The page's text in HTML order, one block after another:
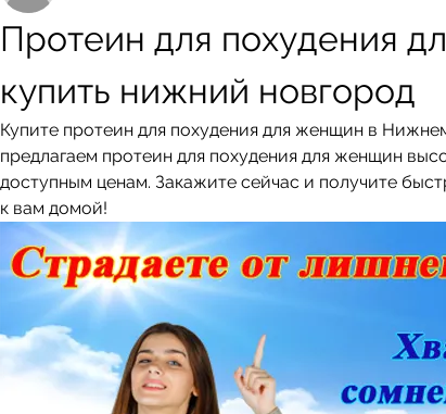
Протеин для похудения
купить нижний новгород
Купите протеин для похудения для женщин в
предлагаем протеин для похудения для женщин
доступным ценам. Закажите сейчас и получите
к вам домой!